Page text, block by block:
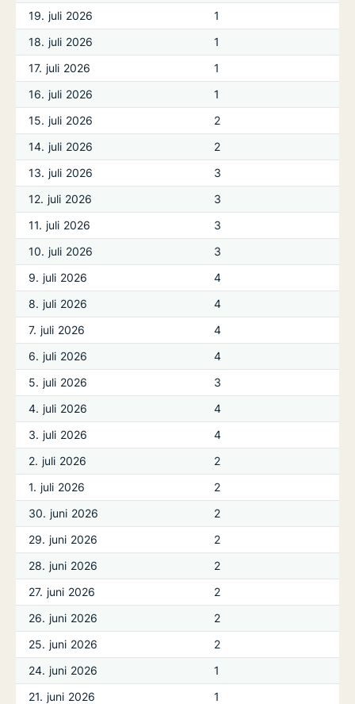
19. juli 2026
1
18. juli 2026
1
17. juli 2026
1
16. juli 2026
1
15. juli 2026
2
14. juli 2026
2
13. juli 2026
3
12. juli 2026
3
11. juli 2026
3
10. juli 2026
3
9. juli 2026
4
8. juli 2026
4
7. juli 2026
4
6. juli 2026
4
5. juli 2026
3
4. juli 2026
4
3. juli 2026
4
2. juli 2026
2
1. juli 2026
2
30. juni 2026
2
29. juni 2026
2
28. juni 2026
2
27. juni 2026
2
26. juni 2026
2
25. juni 2026
2
24. juni 2026
1
21. juni 2026
1